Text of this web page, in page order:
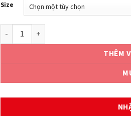
Size
PISTON KIT HONDA AIR BLADE 125 số
THÊM